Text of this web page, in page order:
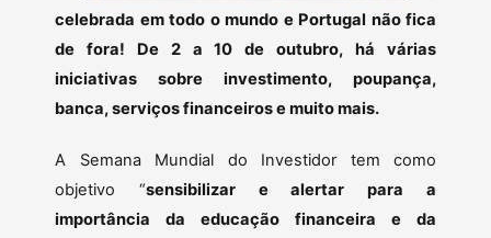
celebrada em todo o mundo e Portugal não fica
de fora! De 2 a 10 de outubro, há várias
iniciativas sobre investimento, poupança,
banca, serviços financeiros e muito mais.
A Semana Mundial do Investidor tem como
objetivo “sensibilizar e alertar para a
importância da educação financeira e da